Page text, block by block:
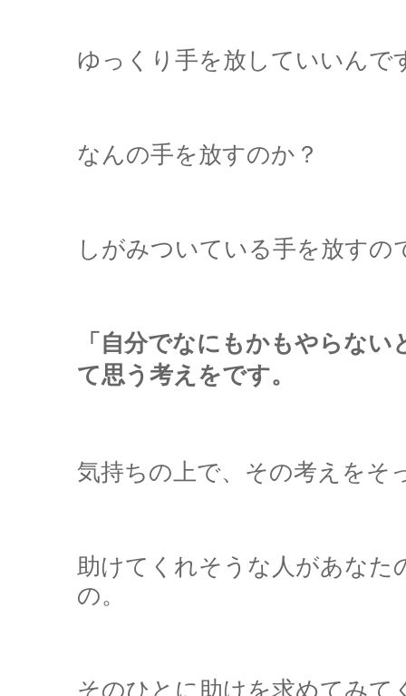
ゆっくり手を放していいんで
なんの手を放すのか？
しがみついている手を放すの
「自分でなにもかもやらな
て思う考えをです。
気持ちの上で、その考えをそ
助けてくれそうな人があなた
の。
そのひとに助けを求めてみて